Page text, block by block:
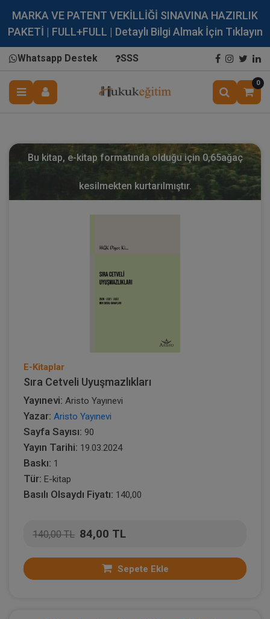
MARKA VE PATENT VEKİLLİĞİ SINAVINA HAZIRLIK
PAKETİ | FULL+FULL | Detaylı Bilgi Almak İçin Tıklayın
Whatsapp Destek SSS
0
Bu kitap, e-kitap formatında olduğu için 0,65ağaç
kesilmekten kurtarılmıştır.
E-Kitaplar
Sıra Cetveli Uyuşmazlıkları
Yayınevi: Aristo Yayınevi
Yazar: Aristo Yayınevi
Sayfa Sayısı: 90
Yayın Tarihi: 19.03.2024
Baskı: 1
Tür: E-kitap
Basılı Olsaydı Fiyatı: 140,00
140,00 TL 84,00 TL
Sepete Ekle